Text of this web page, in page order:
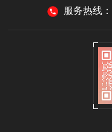
服务热线：